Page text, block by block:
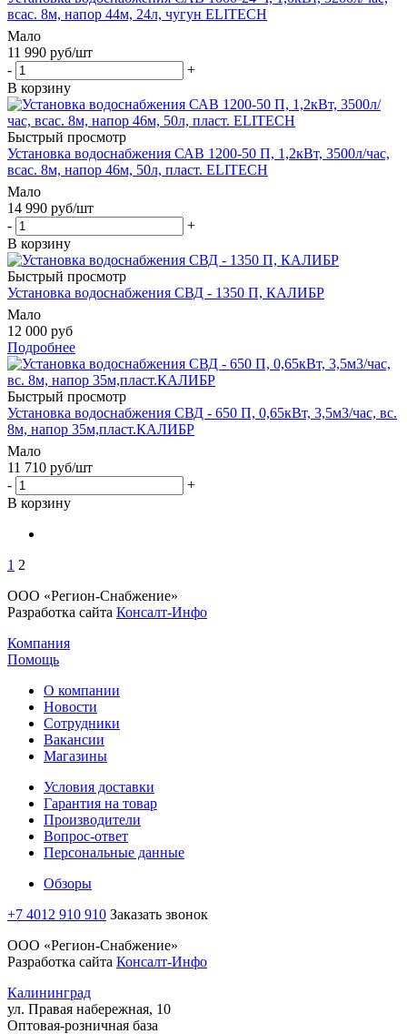
всас. 8м, напор 44м, 24л, чугун ELITECH
Мало
11 990 руб/шт
-
+
В корзину
Быстрый просмотр
Установка водоснабжения САВ 1200-50 П, 1,2кВт, 3500л/час,
всас. 8м, напор 46м, 50л, пласт. ELITECH
Мало
14 990 руб/шт
-
+
В корзину
Быстрый просмотр
Установка водоснабжения СВД - 1350 П, КАЛИБР
Мало
12 000 руб
Подробнее
Быстрый просмотр
Установка водоснабжения СВД - 650 П, 0,65кВт, 3,5м3/час, вс.
8м, напор 35м,пласт.КАЛИБР
Мало
11 710 руб/шт
-
+
В корзину
1 2
ООО «Регион-Снабжение»
Разработка сайта Консалт-Инфо
Компания
Помощь
О компании
Новости
Сотрудники
Вакансии
Магазины
Условия доставки
Гарантия на товар
Производители
Вопрос-ответ
Персональные данные
Обзоры
+7 4012 910 910 Заказать звонок
ООО «Регион-Снабжение»
Разработка сайта Консалт-Инфо
Калининград
ул. Правая набережная, 10
Оптовая-розничная база